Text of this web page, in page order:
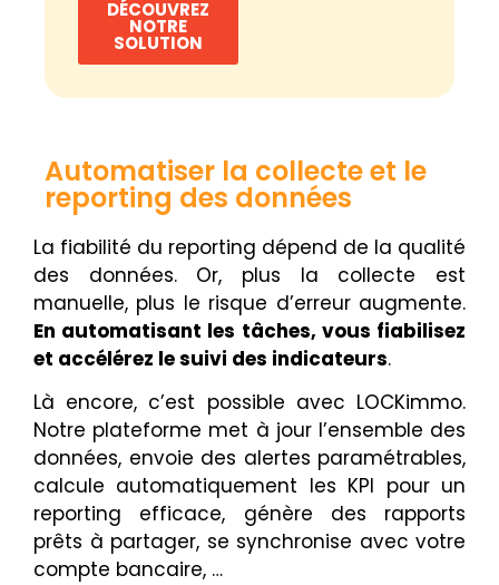
DÉCOUVREZ
NOTRE
SOLUTION
Automatiser la collecte et le
reporting des données
La fiabilité du reporting dépend de la qualité
des données. Or, plus la collecte est
manuelle, plus le risque d’erreur augmente.
En automatisant les tâches, vous fiabilisez
et accélérez le suivi des indicateurs.
Là encore, c’est possible avec LOCKimmo.
Notre plateforme met à jour l’ensemble des
données, envoie des alertes paramétrables,
calcule automatiquement les KPI pour un
reporting efficace, génère des rapports
prêts à partager, se synchronise avec votre
compte bancaire, …